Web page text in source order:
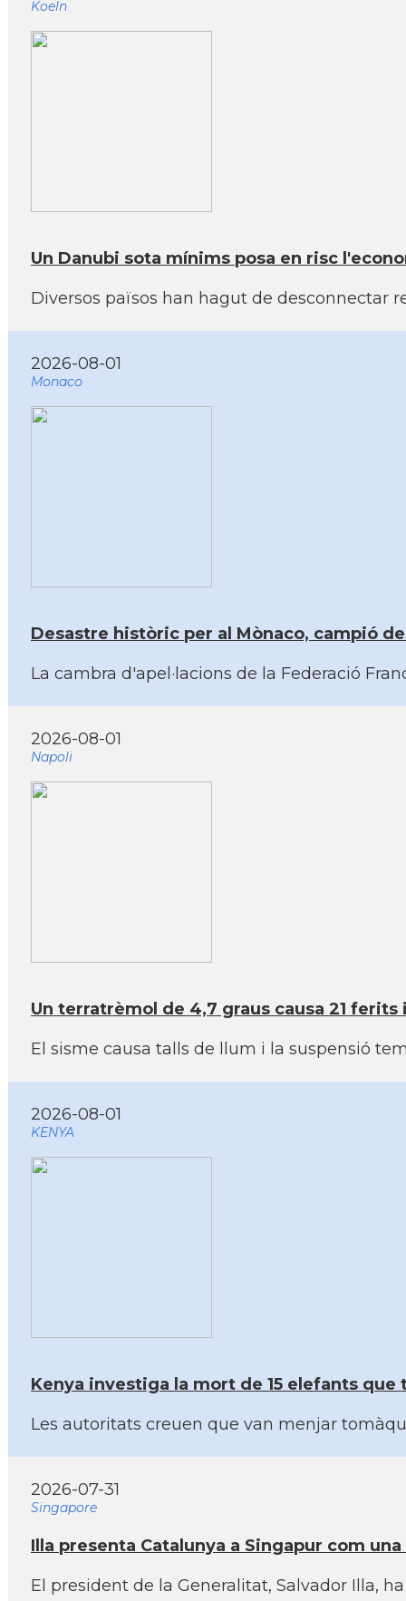
Koeln
Un Danubi sota mínims posa en risc
Diversos països han hagut de desconnectar
2026-08-01
Monaco
Desastre històric per al Mònaco, campió
La cambra d'apel·lacions de la Federació
2026-08-01
Napoli
Un terratrèmol de 4,7 graus causa 21
El sisme causa talls de llum i la suspensió
2026-08-01
KENYA
Kenya investiga la mort de 15 elefants
Les autoritats creuen que van menjar
2026-07-31
Singapore
Illa presenta Catalunya a Singapur com
El president de la Generalitat, Salvador Illa,